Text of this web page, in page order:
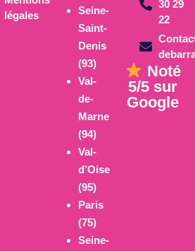
légales
Seine-
Saint-
Denis
(93)
Val-
de-
Marne
(94)
Val-
d’Oise
(95)
Paris
(75)
Seine-
30 29
22
Noté
5/5 sur
Google